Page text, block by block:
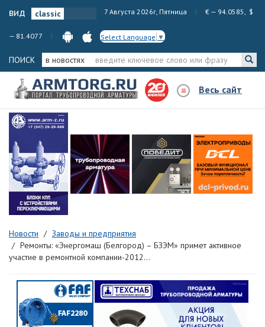
вид 7 Августа 2026г, Пятница € — 94.0585, $
— 81.4077 Select Language ▼
ПОИСК в новостях
Весь сайт
Новости
Заводы и предприятия
Ремонты: «Энергомаш (Белгород) – БЗЭМ» примет активное
участие в ремонтной компании-2012...